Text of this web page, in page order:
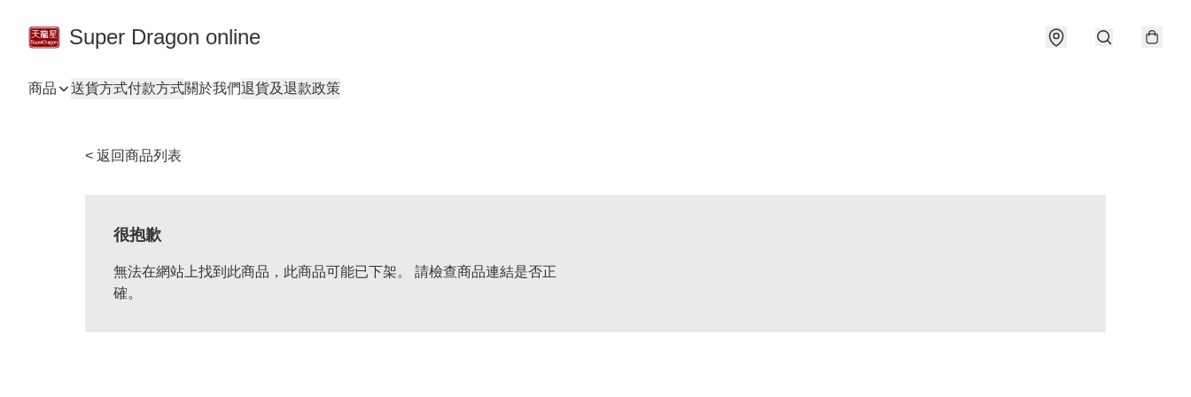
Super Dragon online
商品 送貨方式付款方式關於我們退貨及退款政策
< 返回商品列表
很抱歉
無法在網站上找到此商品，此商品可能已下架。 請檢查商品連結是否正
確。